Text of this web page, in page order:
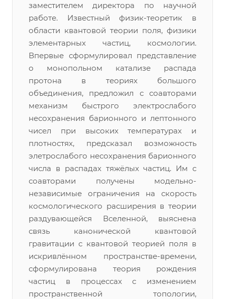
заместителем директора по научной
работе. Известный физик-теоретик в
области квантовой теории поля, физики
элементарных частиц, космологии.
Впервые сформулировал представление
о монопольном катализе распада
протона в теориях большого
объединения, предложил с соавторами
механизм быстрого электрослабого
несохранения барионного и лептонного
чисел при высоких температурах и
плотностях, предсказал возможность
элетрослабого несохранения барионного
числа в распадах тяжёлых частиц. Им с
соавторами получены модельно-
независимые ограничения на скорость
космологического расширения в теории
раздувающейся Вселенной, выяснена
связь канонической квантовой
гравитации с квантовой теорией поля в
искривлённом пространстве-времени,
сформулирована теория рождения
частиц в процессах с изменением
пространственной топологии,